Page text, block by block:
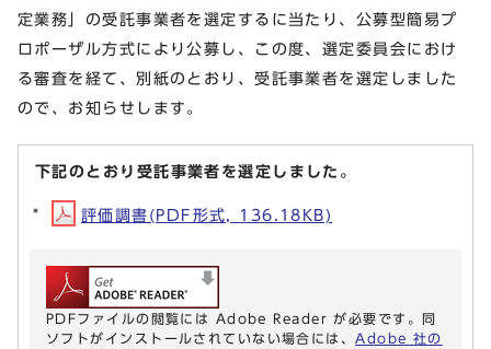
定業務」の受託事業者を選定するに当たり、公募型簡易プ
ロポーザル方式により公募し、この度、選定委員会におけ
る審査を経て、別紙のとおり、受託事業者を選定しました
ので、お知らせします。
下記のとおり受託事業者を選定しました。
評価調書(PDF形式, 136.18KB)
PDFファイルの閲覧には Adobe Reader が必要です。同
ソフトがインストールされていない場合には、 Adobe 社の